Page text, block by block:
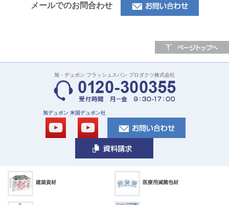
メールでのお問合わせ
旭・デュポン フラッシュスパン プロダクツ株式会社
旭デュポン 米国デュポン社
建築資材 医療用滅菌包材